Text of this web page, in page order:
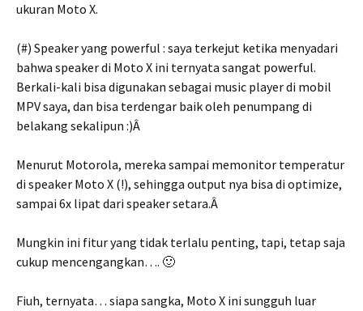
ukuran Moto X.
(#) Speaker yang powerful : saya terkejut ketika menyadari
bahwa speaker di Moto X ini ternyata sangat powerful.
Berkali-kali bisa digunakan sebagai music player di mobil
MPV saya, dan bisa terdengar baik oleh penumpang di
belakang sekalipun :)Â
Menurut Motorola, mereka sampai memonitor temperatur
di speaker Moto X (!), sehingga output nya bisa di optimize,
sampai 6x lipat dari speaker setara.Â
Mungkin ini fitur yang tidak terlalu penting, tapi, tetap saja
cukup mencengangkan…. 🙂
Fiuh, ternyata… siapa sangka, Moto X ini sungguh luar